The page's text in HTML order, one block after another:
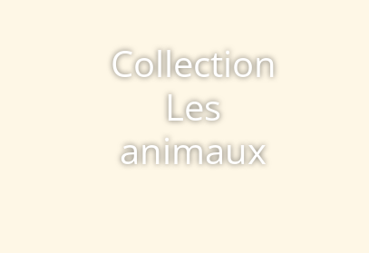
Collection
Les
animaux